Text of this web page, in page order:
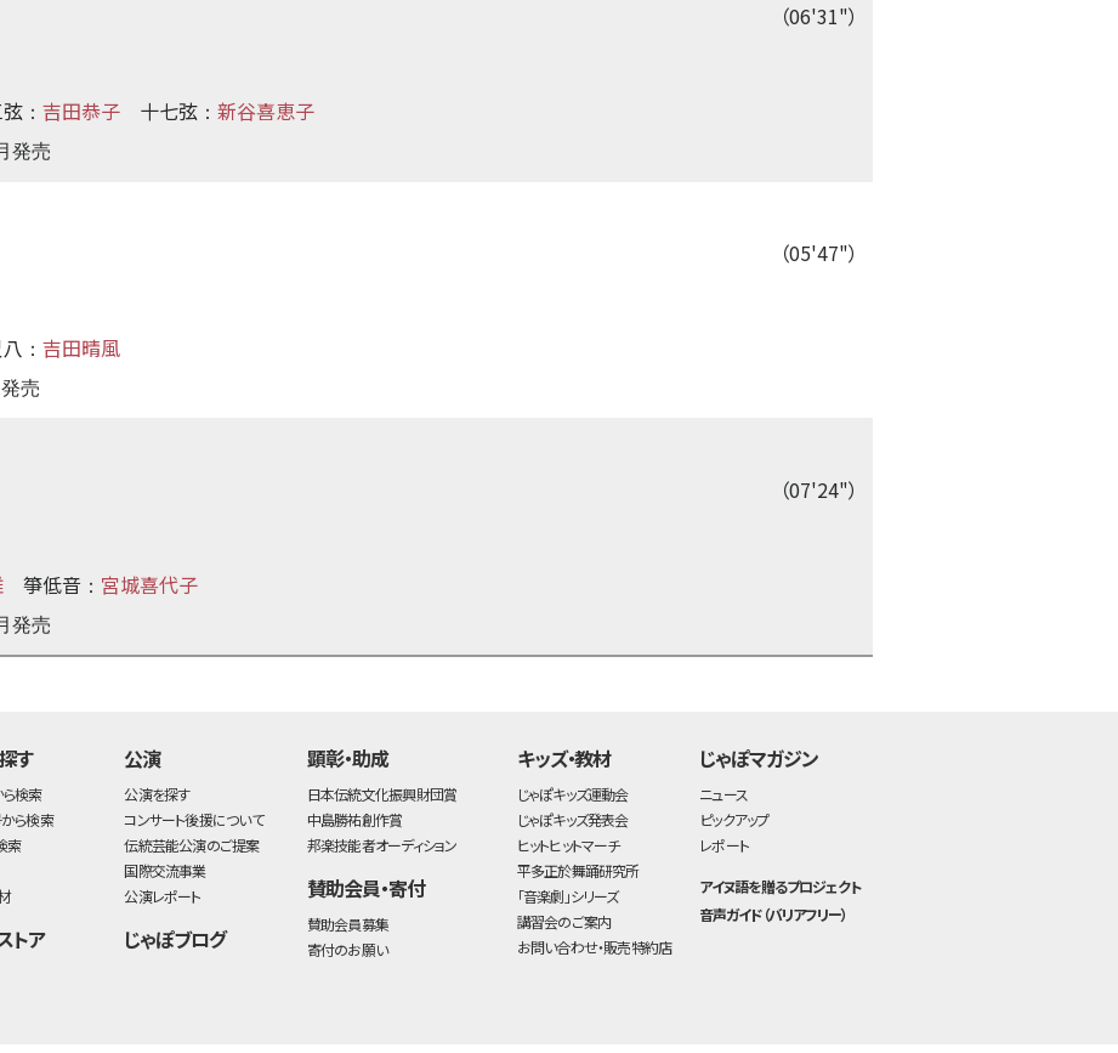
（06'31"）
： 吉田恭子 十七弦 ： 新谷喜恵子
発売
（05'47"）
： 吉田晴風
売
（07'24"）
箏低音 ： 宮城喜代子
発売
す
ら検索
ら検索
索
トア
公演
公演を探す
コンサート後援について
伝統芸能公演のご提案
国際交流事業
公演レポート
じゃぽブログ
顕彰・助成
日本伝統文化振興財団賞
中島勝祐創作賞
邦楽技能者オーディション
賛助会員・寄付
賛助会員募集
寄付のお願い
キッズ・教材
じゃぽキッズ運動会
じゃぽキッズ発表会
ヒットヒットマーチ
平多正於舞踊研究所
「音楽劇」シリーズ
講習会のご案内
お問い合わせ・販売特約店
じゃぽマガジン
ニュース
ピックアップ
レポート
アイヌ語を贈るプロジェクト
音声ガイド（バリアフリー）